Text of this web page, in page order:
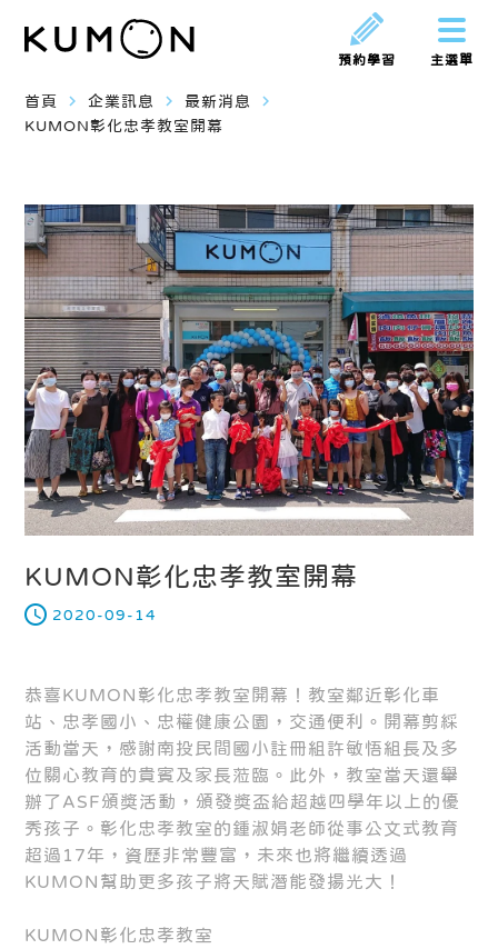
主選單
預約學習
首頁 navigate_next 企業訊息 navigate_next 最新消息 navigate_next
KUMON彰化忠孝教室開幕
KUMON彰化忠孝教室開幕
2020-09-14
恭喜KUMON彰化忠孝教室開幕！教室鄰近彰化車
站、忠孝國小、忠權健康公園，交通便利。開幕剪綵
活動當天，感謝南投民間國小註冊組許敏悟組長及多
位關心教育的貴賓及家長蒞臨。此外，教室當天還舉
辦了ASF頒獎活動，頒發獎盃給超越四學年以上的優
秀孩子。彰化忠孝教室的鍾淑娟老師從事公文式教育
超過17年，資歷非常豐富，未來也將繼續透過
KUMON幫助更多孩子將天賦潛能發揚光大！
KUMON彰化忠孝教室